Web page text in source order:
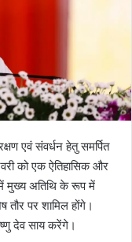
एवं संवर्धन हेतु समर्पित
को एक ऐतिहासिक और
में मुख्य अतिथि के रूप में
तौर पर शामिल होंगे।
देव साय करेंगे।